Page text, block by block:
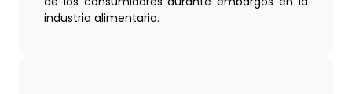
industria alimentaria.